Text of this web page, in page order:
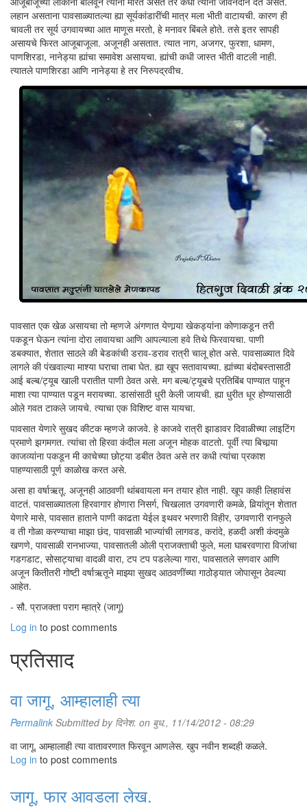
लहान असताना पावसाळ्यातल्या ह्या सूर्यकांडारींची मात्र मला भीती वाटायची. कारण ही
चावली तर सूर्य उगवायच्या आत माणूस मरतो, हे मनावर बिंबले होते. तसे इतर सापही
असायचे फिरत आजूबाजूला. अजूनही असतात. त्यात नाग, अजगर, फुरशा, धामण,
पाणशिरडा, नानेड्या ह्यांचा समावेश असायचा. ह्यांची कधी जास्त भीती वाटली नाही.
त्यातले पाणशिरडा आणि नानेड्या हे तर निरुपद्रवीच.
पावसात एक खेळ असायचा तो म्हणजे अंगणात येणार्‍या खेकड्यांना कोणाकडून तरी
पकडून घेऊन त्यांना दोरा लावायचा आणि आपल्याला हवे तिथे फिरवायचा. पाणी
डबक्यात, शेतात साठले की बेडकांची डराव-डराव रात्री चालू होत असे. पावसाळ्यात दिवे
लागले की पंखवाल्या माश्या घराचा ताबा घेत. ह्या खूप सतावायच्या. ह्यांच्या बंदोबस्तासाठी
आई बल्ब/ट्यूब खाली परातीत पाणी ठेवत असे. मग बल्ब/ट्यूबचे प्रतिबिंब पाण्यात पाहून
माशा त्या पाण्यात पडून मरायच्या. डासांसाठी धुरी केली जायची. ह्या धुरीत धूर होण्यासाठी
ओले गवत टाकले जायचे. त्याचा एक विशिष्ट वास यायचा.
पावसात येणारे सुखद कीटक म्हणजे काजवे. हे काजवे रात्री झाडावर दिवाळीच्या लाइटिंग
प्रमाणे झगमगत. त्यांचा तो हिरवा कंदील मला अजून मोहक वाटतो. पूर्वी त्या बिचार्‍या
काजव्यांना पकडून मी काचेच्या छोट्या डबीत ठेवत असे तर कधी त्यांचा प्रकाश
पाहण्यासाठी पूर्ण काळोख करत असे.
असा हा वर्षाऋतू. अजूनही आठवणी थांबवायला मन तयार होत नाही. खूप काही लिहावंस
वाटतं. पावसाळ्यातला हिरवागार होणारा निसर्ग, चिखलात उगवणारी कमळे, विर्‍यांतून शेतात
येणारे मासे, पावसात हाताने पाणी काढता येईल इथवर भरणारी विहीर, उगवणारी रानफुले
व ती गोळा करण्याचा माझा छंद, पावसाळी भाज्यांची लागवड, करांदे, हळदी अशी कंदमुळे
खणणे, पावसाळी रानभाज्या, पावसातली ओली प्राजक्ताची फुले, मला घाबरवणारा विजांचा
गडगडाट, सोसाट्याचा वादळी वारा, टप टप पडलेल्या गारा, पावसातले सणवार आणि
अजून कितीतरी गोष्टी वर्षाऋतूने माझ्या सुखद आठवणींच्या गाठोड्यात जोपासून ठेवल्या
आहेत.
- सौ. प्राजक्ता पराग म्हात्रे (जागू)
Log in to post comments
प्रतिसाद
वा जागू, आम्हालाही त्या
Permalink Submitted by दिनेश. on बुध., 11/14/2012 - 08:29
वा जागू, आम्हालाही त्या वातावरणात फिरवून आणलेस. खुप नवीन शब्दही कळले.
Log in to post comments
जागू, फार आवडला लेख.